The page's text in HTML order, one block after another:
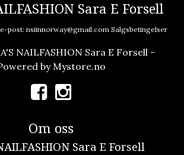
Sara E Forsell
post: nsiinnorway@gmail.com Salgsbetingelser
NAILFASHION Sara E Forsell -
by Mystore.no
Om oss
Sara E Forsell